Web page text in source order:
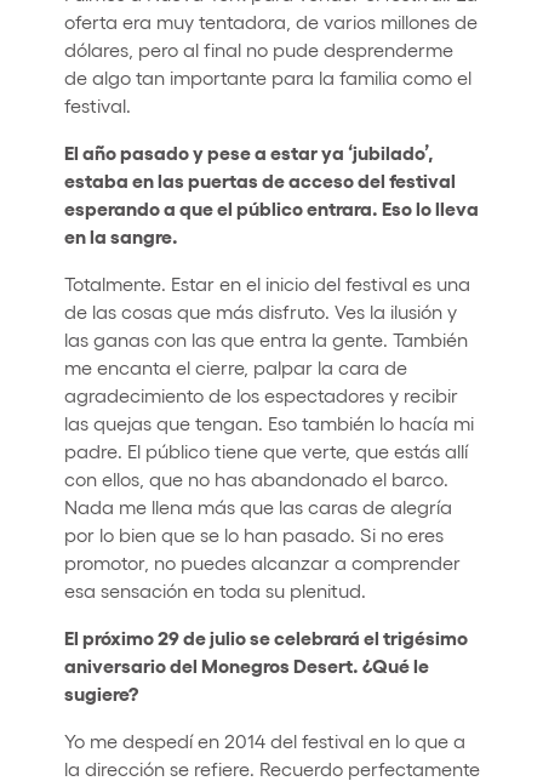
oferta era muy tentadora, de varios millones de
dólares, pero al final no pude desprenderme
de algo tan importante para la familia como el
festival.
El año pasado y pese a estar ya ‘jubilado’,
estaba en las puertas de acceso del festival
esperando a que el público entrara. Eso lo lleva
en la sangre.
Totalmente. Estar en el inicio del festival es una
de las cosas que más disfruto. Ves la ilusión y
las ganas con las que entra la gente. También
me encanta el cierre, palpar la cara de
agradecimiento de los espectadores y recibir
las quejas que tengan. Eso también lo hacía mi
padre. El público tiene que verte, que estás allí
con ellos, que no has abandonado el barco.
Nada me llena más que las caras de alegría
por lo bien que se lo han pasado. Si no eres
promotor, no puedes alcanzar a comprender
esa sensación en toda su plenitud.
El próximo 29 de julio se celebrará el trigésimo
aniversario del Monegros Desert. ¿Qué le
sugiere?
Yo me despedí en 2014 del festival en lo que a
la dirección se refiere. Recuerdo perfectamente